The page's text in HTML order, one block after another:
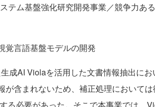
テム基盤強化研究開発事業／競争力あ
覚言語基盤モデルの開発
成AI Violaを活用した文書情報抽出に
が含まれないため、補正処理においては